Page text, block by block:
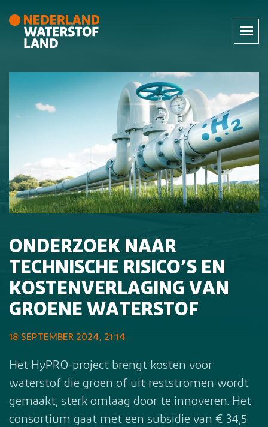
ONDERZOEK NAAR
TECHNISCHE RISICO’S EN
KOSTENVERLAGING VAN
GROENE WATERSTOF
18 SEPTEMBER 2024, 21:14
Het HyPRO-project brengt kosten voor
waterstof die groen of uit reststromen wordt
gemaakt, sterk omlaag door te innoveren. Het
consortium gaat met een subsidie van € 34,5